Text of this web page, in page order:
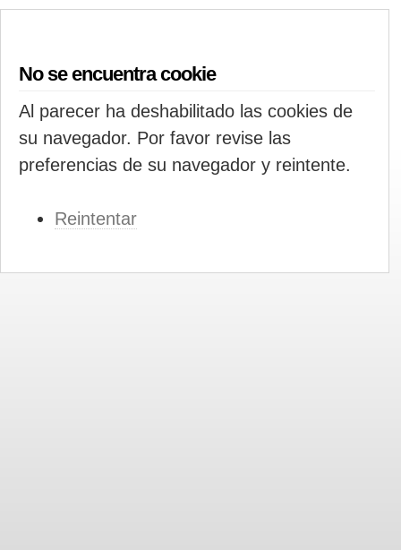
No se encuentra cookie
Al parecer ha deshabilitado las cookies de
su navegador. Por favor revise las
preferencias de su navegador y reintente.
Reintentar